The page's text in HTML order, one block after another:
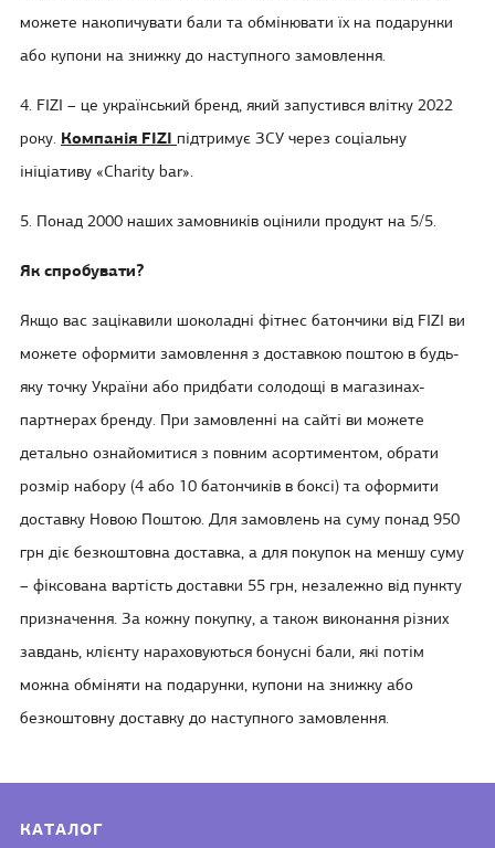
можете накопичувати бали та обмінювати їх на подарунки
або купони на знижку до наступного замовлення.
4. FIZI – це український бренд, який запустився влітку 2022
року. Компанія FIZI підтримує ЗСУ через соціальну
ініціативу «Charity bar».
5. Понад 2000 наших замовників оцінили продукт на 5/5.
Як спробувати?
Якщо вас зацікавили шоколадні фітнес батончики від FIZI ви
можете оформити замовлення з доставкою поштою в будь-
яку точку України або придбати солодощі в магазинах-
партнерах бренду. При замовленні на сайті ви можете
детально ознайомитися з повним асортиментом, обрати
розмір набору (4 або 10 батончиків в боксі) та оформити
доставку Новою Поштою. Для замовлень на суму понад 950
грн діє безкоштовна доставка, а для покупок на меншу суму
– фіксована вартість доставки 55 грн, незалежно від пункту
призначення. За кожну покупку, а також виконання різних
завдань, клієнту нараховуються бонусні бали, які потім
можна обміняти на подарунки, купони на знижку або
безкоштовну доставку до наступного замовлення.
КАТАЛОГ